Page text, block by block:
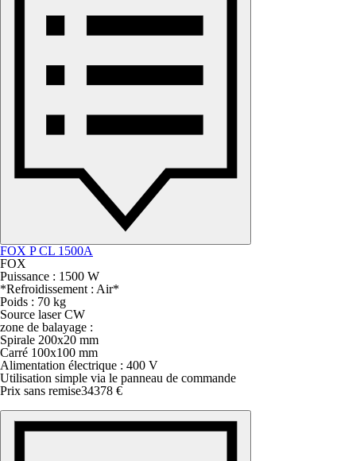
FOX P CL 1500A
FOX
Puissance : 1500 W
*Refroidissement : Air*
Poids : 70 kg
Source laser CW
zone de balayage :
Spirale 200x20 mm
Carré 100x100 mm
Alimentation électrique : 400 V
Utilisation simple via le panneau de commande
Prix sans remise34378 €